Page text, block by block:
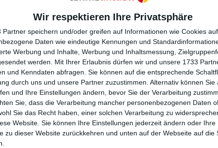
Wir respektieren Ihre Privatsphäre
Partner speichern und/oder greifen auf Informationen wie Cookies
Daten wie eindeutige Kennungen und
Werbung und Inhalte, Werbung und Inhaltsmessung,
werden. Mit Ihrer Erlaubnis dürfen wir und unsere 1733
und Kenndaten abfragen. Sie können auf die entsprechende
durch uns und unsere Partner zuzustimmen. Alternativ können Sie
und Ihre Einstellungen ändern, bevor Sie der Verarbeitung
Sie, dass die Verarbeitung mancher personenbezogenen Daten
Sie das Recht haben, einer solchen Verarbeitung zu
Website. Sie können Ihre Einstellungen jederzeit ändern oder Ihre
zu dieser Website zurückkehren und unten auf der Webseite auf die
von Zverev
In dem gesamten Match
einmal über Einstand gehen. Auch im
darauf, sich bei den
linkes Knie zu schon. An der
berechenbar für den
Stunde war das Match vorbei und
Abschluss nochmal ein Break und
Publikum feiern.
t,
B.
on
uss
mal
des
n
nt.
kel